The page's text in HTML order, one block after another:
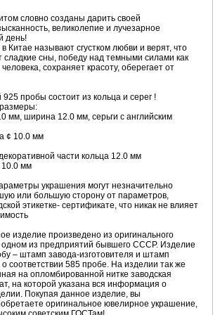
словно созданы дарить своей
великолепие и лучезарное
день!
Китае называют сгустком любви и верят, что
сладкие сны, победу над темными силами как
сохраняет красоту, оберегает от
пробы состоит из кольца и серег !
мм, ширина 12.0 мм, серьги с английским
¢ 10.0 мм
части кольца 12.0 мм
10.0 мм
украшения могут незначительно
или большую сторону от параметров,
этикетке- сертификате, что никак не влияет
изделие произведено из оригинального
одном из предприятий бывшего СССР. Изделие
– штамп завода-изготовителя и штамп
соответствии 585 пробе. На изделии так же
на опломбированной нитке заводская
на которой указана вся информация о
Покупая данное изделие, вы
оригинальное ювелирное украшение,